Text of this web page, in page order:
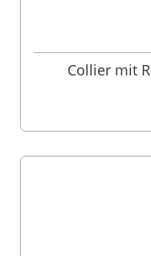
Collier mit